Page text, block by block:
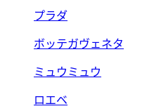
プラダ
ボッテガヴェネタ
ミュウミュウ
ロエベ